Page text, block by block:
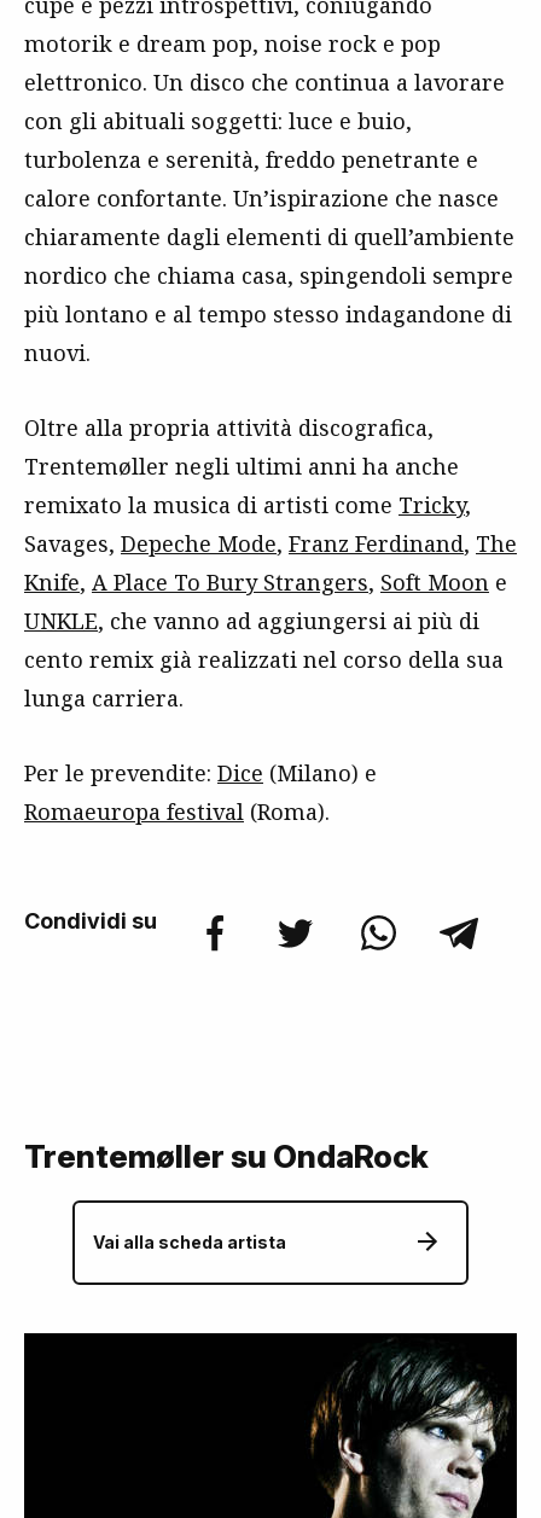
motorik e dream pop, noise rock e pop
elettronico. Un disco che continua a lavorare
con gli abituali soggetti: luce e buio,
turbolenza e serenità, freddo penetrante e
calore confortante. Un’ispirazione che nasce
chiaramente dagli elementi di quell’ambiente
nordico che chiama casa, spingendoli sempre
più lontano e al tempo stesso indagandone di
nuovi.
Oltre alla propria attività discografica,
Trentemøller negli ultimi anni ha anche
remixato la musica di artisti come Tricky,
Savages, Depeche Mode, Franz Ferdinand, The
Knife, A Place To Bury Strangers, Soft Moon e
UNKLE, che vanno ad aggiungersi ai più di
cento remix già realizzati nel corso della sua
lunga carriera.
Per le prevendite: Dice (Milano) e
Romaeuropa festival (Roma).
Condividi su
Trentemøller su OndaRock
Vai alla scheda artista